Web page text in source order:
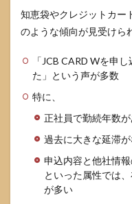
の具
体的
策
（チ
ェッ
クリ
ス
ト）
5.1
前に
確認
して
知恵袋やクレジットカー
のような傾向が見受けら
「JCB CARD Wを申
た」という声が多数
特に、
正社員で勤続年数
過去に大きな延滞
申込内容と他社情
といった属性では
が多い